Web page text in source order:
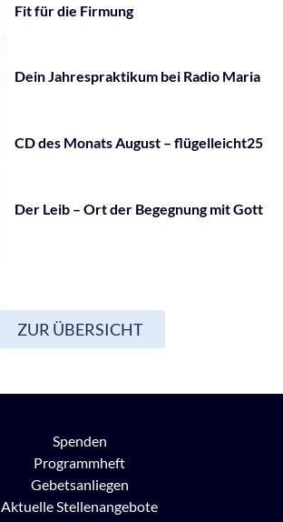
Fit für die Firmung
Dein Jahrespraktikum bei Radio Maria
CD des Monats August – flügelleicht25
Der Leib – Ort der Begegnung mit Gott
ZUR ÜBERSICHT
Spenden
Programmheft
Gebetsanliegen
Aktuelle Stellenangebote